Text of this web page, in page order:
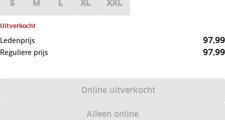
S M L XL XXL
Uitverkocht
Ledenprijs 97,99
Reguliere prijs 97,99
Online uitverkocht
Alleen online